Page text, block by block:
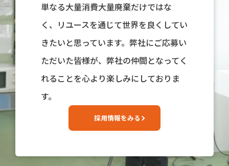
単なる大量消費大量廃棄だけではな
く、リユースを通じて世界を良くしてい
きたいと思っています。弊社にご応募い
ただいた皆様が、弊社の仲間となってく
れることを心より楽しみにしておりま
す。
採用情報をみる